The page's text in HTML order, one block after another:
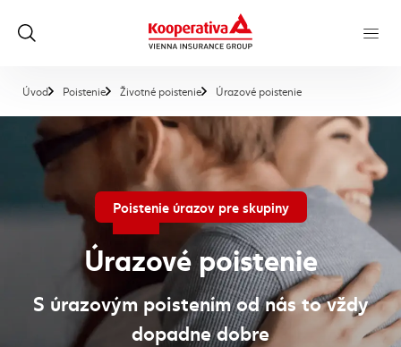
Úvod Poistenie Životné poistenie Úrazové poistenie, aktuálna stránka
Poistenie úrazov pre skupiny
Úrazové poistenie
S úrazovým poistením od nás to vždy
dopadne dobre